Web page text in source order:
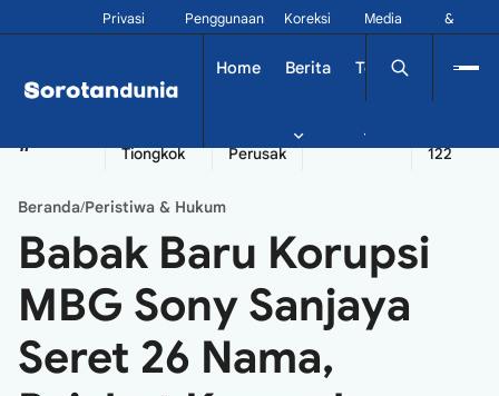
Privasi Penggunaan Koreksi
Media
&
Home Berita Tekno Dinamika
#
Tiongkok
Perusak
Seychelles
122
Beranda/Peristiwa & Hukum
Babak Baru Korupsi
MBG Sony Sanjaya
Seret 26 Nama,